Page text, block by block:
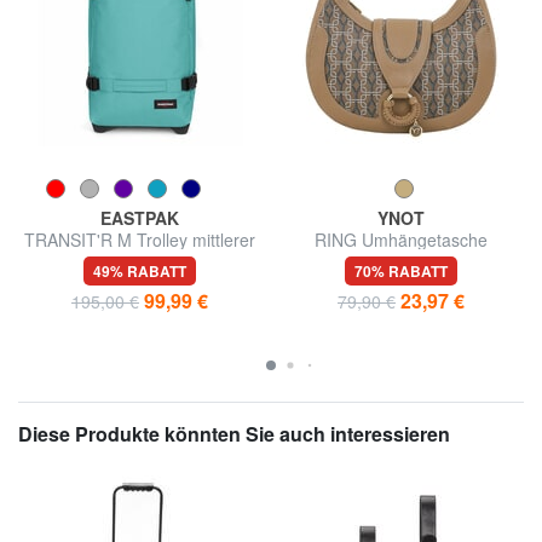
EASTPAK
TRANSIT'R M Trolley mittlerer
Größe
49% RABATT
195,00 € 99,99 €
YNOT
RING Umhängetasche
70% RABATT
79,90 € 23,97 €
Diese Produkte könnten Sie auch interessieren